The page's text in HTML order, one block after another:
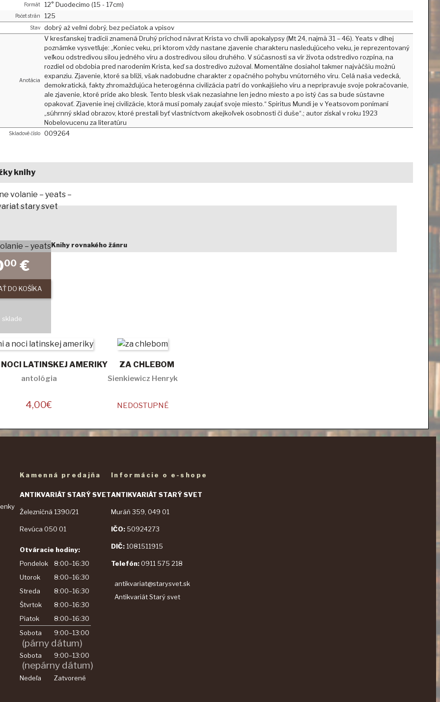
Formát 12° Duodecimo (15 - 17cm)
Počet strán 125
Stav dobrý až veľmi dobrý, bez pečiatok a vpisov
Anotácia
V kresťanskej tradícii znamená Druhý príchod návrat Krista vo chvíli apokalypsy (Mt 24, najmä 31 – 46). Yeats v dlhej
poznámke vysvetľuje: „Koniec veku, pri ktorom vždy nastane zjavenie charakteru nasledujúceho veku, je reprezentovaný
veľkou odstredivou silou jedného víru a dostredivou silou druhého. V súčasnosti sa vír života odstredivo rozpína, na
rozdiel od obdobia pred narodením Krista, keď sa dostredivo zužoval. Momentálne dosiahol takmer najväčšiu možnú
expanziu. Zjavenie, ktoré sa blíži, však nadobudne charakter z opačného pohybu vnútorného víru. Celá naša vedecká,
demokratická, fakty zhromažďujúca heterogénna civilizácia patrí do vonkajšieho víru a nepripravuje svoje pokračovanie,
ale zjavenie, ktoré príde ako blesk. Tento blesk však nezasiahne len jedno miesto a po istý čas sa bude sústavne
opakovať. Zjavenie inej civilizácie, ktorá musí pomaly zaujať svoje miesto.“ Spiritus Mundi je v Yeatsovom ponímaní
„súhrnný sklad obrazov, ktoré prestali byť vlastníctvom akejkoľvek osobnosti či duše“.; autor získal v roku 1923
Nobelovucenu za literatúru
Skladové číslo 009264
knihy
00€
DO KOŠÍKA
sklade
Knihy rovnakého žánru
NOCI LATINSKEJ AMERIKY
antológia
4,00€
ZA CHLEBOM
Sienkiewicz Henryk
NEDOSTUPNÉ
Kamenná predajňa
ANTIKVARIÁT STARÝ SVET
Železničná 1390/21
Revúca 050 01
Otváracie hodiny:
Pondelok
8:00–16:30
Utorok
8:00–16:30
Streda
8:00–16:30
Štvrtok
8:00–16:30
Piatok
8:00–16:30
Sobota
9:00–13:00
(párny dátum)
Sobota 9:00–13:00
(nepárny dátum)
Nedeľa Zatvorené
Informácie o e-shope
ANTIKVARIÁT STARÝ SVET
Muráň 359, 049 01
IČO: 50924273
DIČ: 1081511915
Telefón:0911 575 218
antikvariat@starysvet.sk
Antikvariát Starý svet